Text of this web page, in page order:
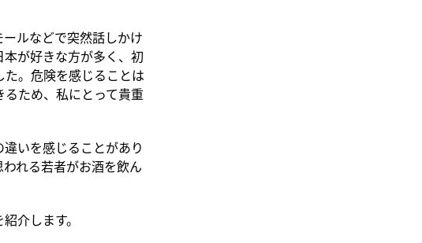
ルなどで突然話しかけ
が好きな方が多く、初
。危険を感じることは
ため、私にとって貴重
いを感じることがあり
れる若者がお酒を飲ん
介します。